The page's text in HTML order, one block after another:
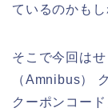
ているのかもし
そこで今回は
（Amnibus）
クーポンコー